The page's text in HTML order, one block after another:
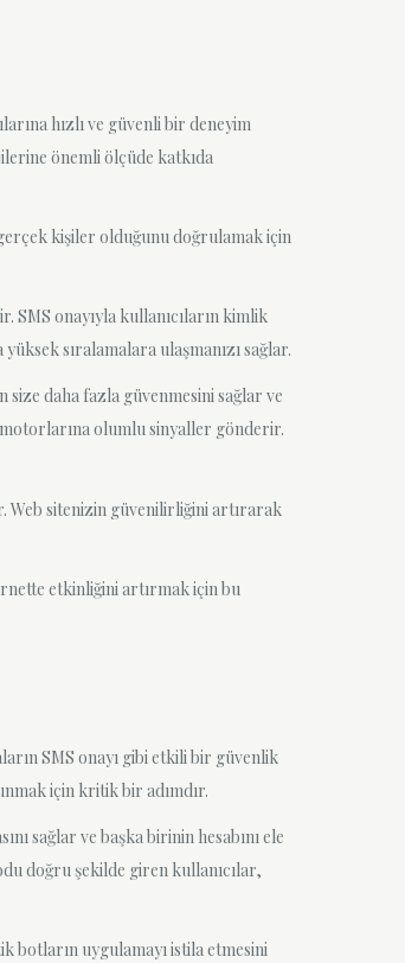
hızlı ve güvenli bir deneyim
önemli ölçüde katkıda
gerçek kişiler olduğunu doğrulamak için
onayıyla kullanıcıların kimlik
sıralamalara ulaşmanızı sağlar.
daha fazla güvenmesini sağlar ve
olumlu sinyaller gönderir.
Web sitenizin güvenilirliğini artırarak
etkinliğini artırmak için bu
SMS onayı gibi etkili bir güvenlik
için kritik bir adımdır.
sağlar ve başka birinin hesabını ele
doğru şekilde giren kullanıcılar,
botların uygulamayı istila etmesini